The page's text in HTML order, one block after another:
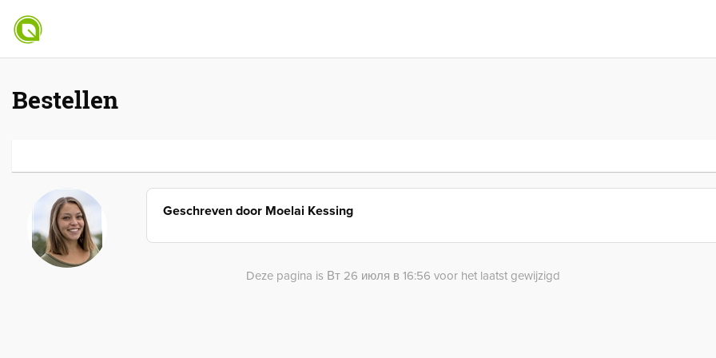
Bestellen
Geschreven door Moelai Kessing
Deze pagina is Вт 26 июля в 16:56 voor het laatst gewijzigd